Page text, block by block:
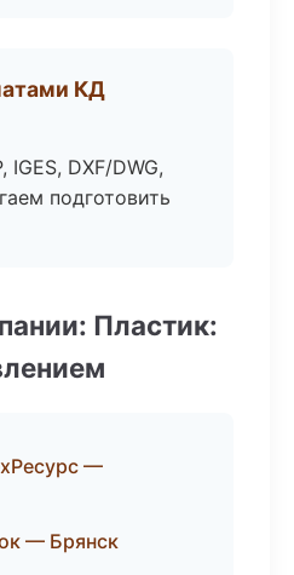
КД
DXF/DWG,
подготовить
Пластик:
—
— Брянск